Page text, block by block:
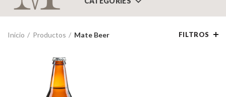
Inicio Productos Mate Beer FILTROS